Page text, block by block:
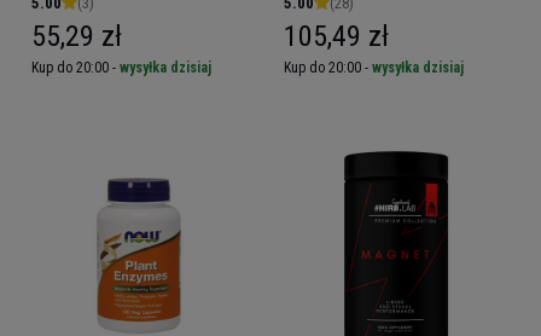
55,29 zł
Kup do 20:00 - wysyłka dzisiaj
105,49 zł
Kup do 20:00 - wysyłka dzisiaj